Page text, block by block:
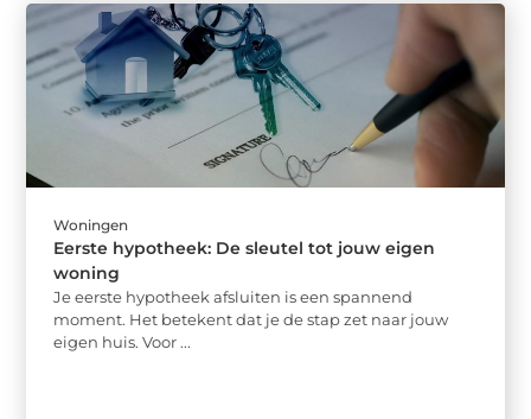
Woningen
Eerste hypotheek: De sleutel tot jouw eigen
woning
Je eerste hypotheek afsluiten is een spannend
moment. Het betekent dat je de stap zet naar jouw
eigen huis. Voor ...